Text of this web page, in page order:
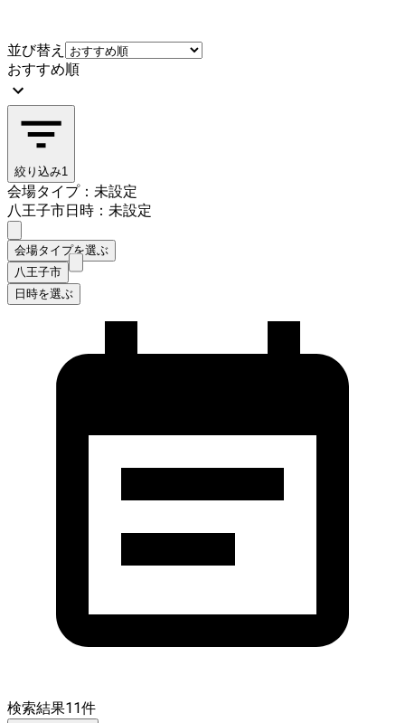
並び替え
おすすめ順
絞り込み1
会場タイプ：未設定
八王子市日時：未設定
会場タイプを選ぶ
八王子市
日時を選ぶ
検索結果11件